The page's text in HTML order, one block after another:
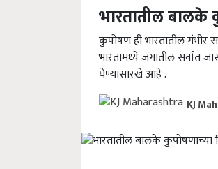
भारतातील बालके
कुपोषण ही भारतातील गंभीर
भारतामध्ये जगातील सर्वात
घेण्यासारखे आहे .
KJ